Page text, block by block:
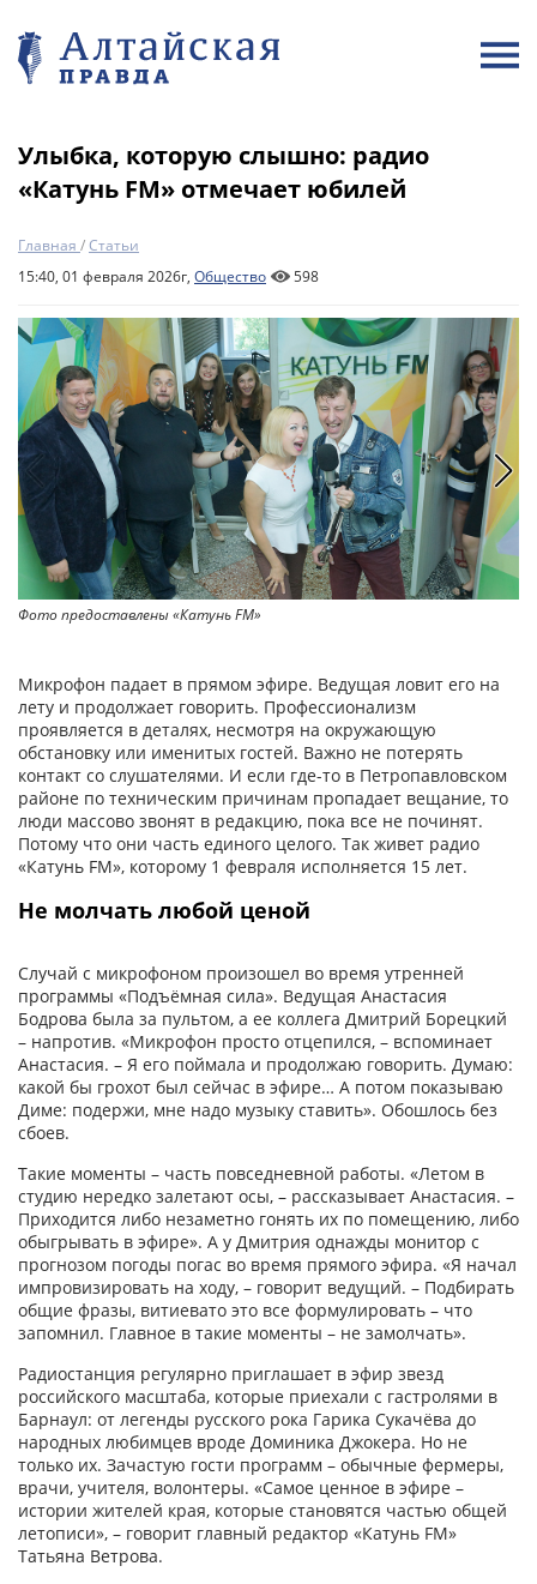
Улыбка, которую слышно: радио
«Катунь FM» отмечает юбилей
Главная /Статьи
15:40, 01 февраля 2026г, Общество 598
Фото предоставлены «Катунь FM»
Микрофон падает в прямом эфире. Ведущая ловит его на
лету и продолжает говорить. Профессио­нализм
проявляется в деталях, несмотря на окружающую
обстановку или именитых гостей. Важно не потерять
контакт со слушателями. И если где-то в Петропавловском
районе по техническим причинам пропадает вещание, то
люди массово звонят в редакцию, пока все не починят.
Потому что они часть единого целого. Так живет радио
«Катунь FM», которому 1 февраля исполняется 15 лет.
Не молчать любой ценой
Случай с микрофоном про­изошел во время утренней
программы «Подъёмная сила». Ведущая Анастасия
Бодрова была за пультом, а ее коллега Дмитрий Борецкий
– напротив. «Микрофон просто отцепился, – вспоминает
Анастасия. – Я его поймала и продолжаю говорить. Думаю:
какой бы грохот был сейчас в эфире… А потом показываю
Диме: подер­жи, мне надо музыку ставить». Обошлось без
сбоев.
Такие моменты – часть повсе­дневной работы. «Летом в
студию нередко залетают осы, – рассказывает Анастасия. –
Приходится либо незаметно гонять их по помещению, либо
обыгрывать в эфире». А у Дмитрия однажды монитор с
прогнозом погоды погас во время прямого эфира. «Я начал
импровизировать на ходу, – говорит ведущий. – Подбирать
общие фразы, витиевато это все формулировать – что
запомнил. Главное в такие моменты – не замолчать».
Радиостанция регулярно приглашает в эфир звезд
российского масштаба, которые приехали с гастролями в
Барнаул: от легенды русского рока Гарика Сукачёва до
народных любимцев вроде Доминика Джокера. Но не
только их. Зачастую гости программ – обычные фермеры,
врачи, учителя, волонтеры. «Самое ценное в эфире –
истории жителей края, которые становятся частью общей
летописи», – говорит главный редактор «Катунь FM»
Татьяна Ветрова.